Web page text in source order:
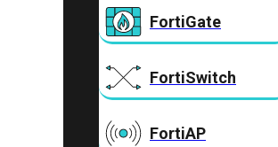
FortiGate
FortiSwitch
FortiAP